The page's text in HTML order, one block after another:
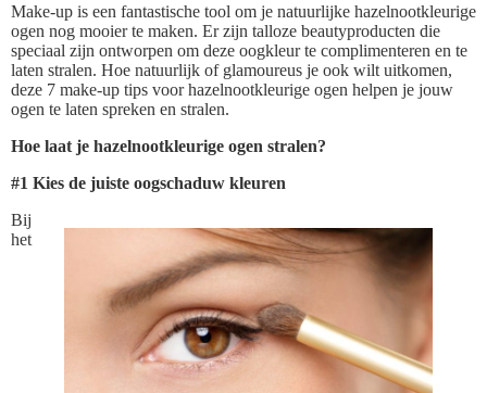
Make-up is een fantastische tool om je natuurlijke hazelnootkleurige
ogen nog mooier te maken. Er zijn talloze beautyproducten die
speciaal zijn ontworpen om deze oogkleur te complimenteren en te
laten stralen. Hoe natuurlijk of glamoureus je ook wilt uitkomen,
deze 7 make-up tips voor hazelnootkleurige ogen helpen je jouw
ogen te laten spreken en stralen.
Hoe laat je hazelnootkleurige ogen stralen?
#1 Kies de juiste oogschaduw kleuren
Bij
het